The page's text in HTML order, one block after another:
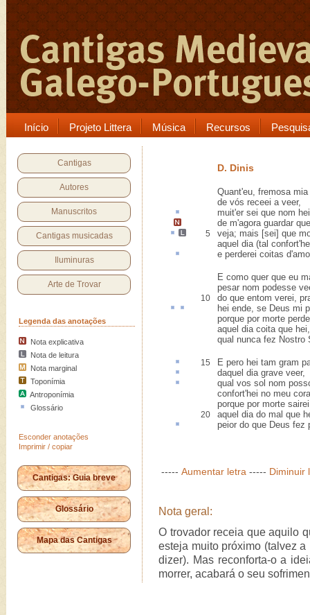
Início Projeto Littera Música Recursos
Cantigas
Autores
Manuscritos
Cantigas musicadas
Iluminuras
Arte de Trovar
Legenda das anotações
Nota explicativa
Nota de leitura
Nota marginal
Toponímia
Antroponímia
Glossário
Esconder anotações
Imprimir / copiar
Cantigas: Guia breve
Glossário
Mapa das Cantigas
D. Dinis
Quant'eu, fremosa mia
de vós receei a veer,
muit'er sei que nom
de m'agora guardar
5 veja; mais [sei] que
aquel dia (tal
e perderei coitas
E como quer que eu
pesar nom podesse
10
do que entom verei,
hei ende, se Deus mi
porque por morte
aquel dia coita que hei,
qual nunca fez Nostro
15 E pero hei tam gram
daquel dia grave veer,
qual vos sol nom
confort'hei no meu
porque por morte sairei
20
aquel dia do mal que
peior do que Deus fez
----- Aumentar letra ----- Diminuir
Nota geral:
O trovador receia que aquilo
esteja muito próximo (talvez
dizer). Mas reconforta-o a
morrer, acabará o seu